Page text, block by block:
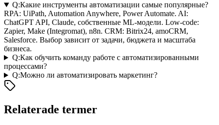
Q:Какие инструменты автоматизации самые популярные?
RPA: UiPath, Automation Anywhere, Power Automate. AI:
ChatGPT API, Claude, собственные ML-модели. Low-code:
Zapier, Make (Integromat), n8n. CRM: Bitrix24, amoCRM,
Salesforce. Выбор зависит от задачи, бюджета и масштаба
бизнеса.
Q:Как обучить команду работе с автоматизированными
процессами?
Q:Можно ли автоматизировать маркетинг?
Relaterade termer